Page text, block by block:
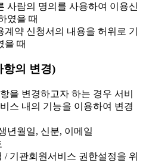
사람의 명의를 사용하여 이용신
였을 때
계약 신청서의 내용을 허위로 기
을 때
항의 변경)
을 변경하고자 하는 경우 서비
스 내의 기능을 이용하여 변경
년월일, 신분, 이메일
기관회원서비스 권한설정을 위